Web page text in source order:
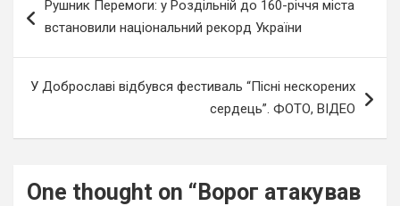
записів
Рушник Перемоги: у Роздільній до 160-річчя міста
встановили національний рекорд України
У Доброславі відбувся фестиваль “Пісні нескорених
сердець”. ФОТО, ВІДЕО
One thought on “ Ворог атакував